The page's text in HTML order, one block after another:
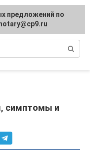
симптомы и
предложений по